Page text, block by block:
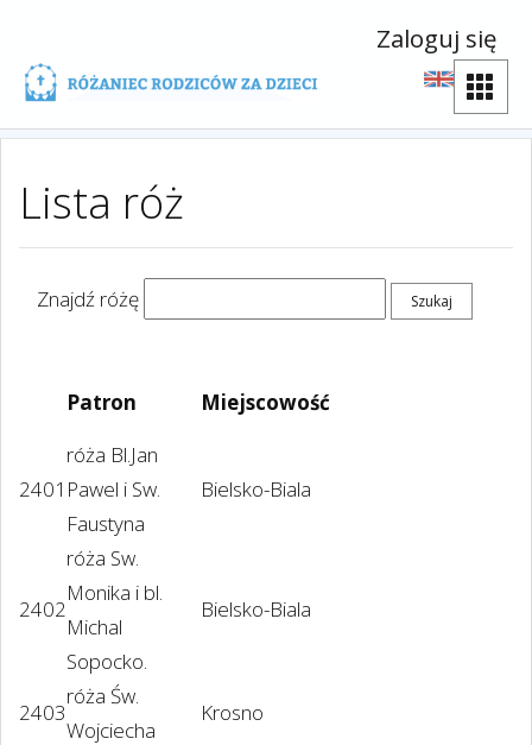
Zaloguj się
Lista róż
Znajdź różę
Patron Miejscowość
2401
róża Bl.Jan
Pawel i Sw.
Faustyna
Bielsko-Biala
2402
róża Sw.
Monika i bl.
Michal
Sopocko.
Bielsko-Biala
2403
róża Św.
Wojciecha
Krosno